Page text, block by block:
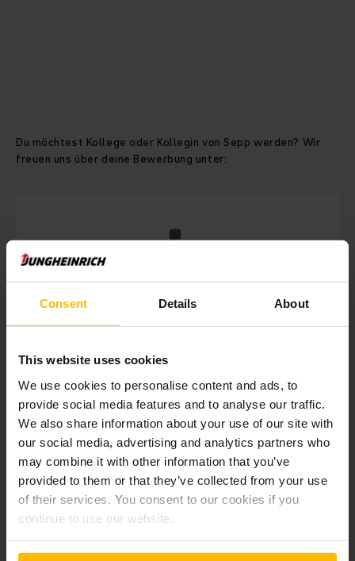
Consent Details About
This website uses cookies
We use cookies to personalise content and ads, to
provide social media features and to analyse our traffic.
We also share information about your use of our site with
our social media, advertising and analytics partners who
may combine it with other information that you’ve
provided to them or that they’ve collected from your use
of their services. You consent to our cookies if you
continue to use our website.
Du möchtest Kollege oder Kollegin von Sepp werden? Wir
freuen uns über deine Bewerbung unter:
Jobs bei Jungheinrich Austria
Wir suchen Menschen, die Spaß am Vorausdenken
haben, eigene Ideen einbringen und mutig die
Initiative übernehmen.
MEHR ERFAHREN